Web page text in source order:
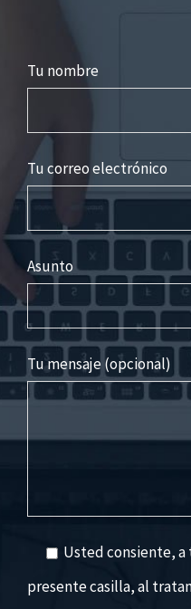
Tu nombre
Tu correo electrónico
Asunto
Tu mensaje (opcional)
Usted consiente, a
presente casilla, al